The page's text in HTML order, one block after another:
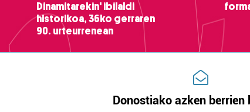
Dinamitarekin' ibilaldi
historikoa, 36ko gerraren
90. urteurrenean
Donostiako azken berrien